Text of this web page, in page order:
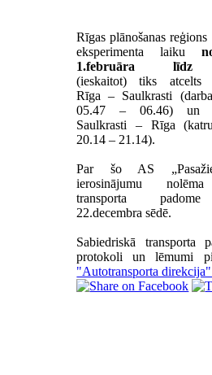
Rīgas plānošanas
eksperimenta laiku
1.februāra līdz
(ieskaitot) tiks atcelts
Rīga – Saulkrasti
05.47 – 06.46) un
Saulkrasti – Rīga
20.14 – 21.14).
Par šo AS
ierosinājumu
transporta
22.decembra sēdē.
Sabiedriskā transporta
protokoli un lēmumi
"Autotransporta direkcija"